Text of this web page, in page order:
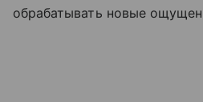
обрабатывать новые